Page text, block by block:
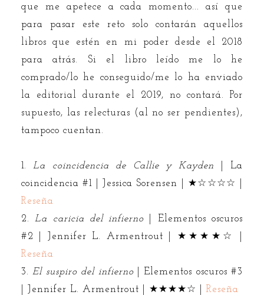
que me apetece a cada momento... así que
para pasar este reto solo contarán aquellos
libros que estén en mi poder desde el 2018
para atrás. Si el libro leído me lo he
comprado/lo he conseguido/me lo ha enviado
la editorial durante el 2019, no contará. Por
supuesto, las relecturas (al no ser pendientes),
tampoco cuentan.
1.La coincidencia de Callie y Kayden | La
coincidencia #1 | Jessica Sorensen | ★☆☆☆☆ |
Reseña
2.La caricia del infierno | Elementos oscuros
#2 | Jennifer L. Armentrout | ★★★★☆ |
Reseña
3.El suspiro del infierno| Elementos oscuros #3
| Jennifer L. Armentrout | ★★★★☆ | Reseña